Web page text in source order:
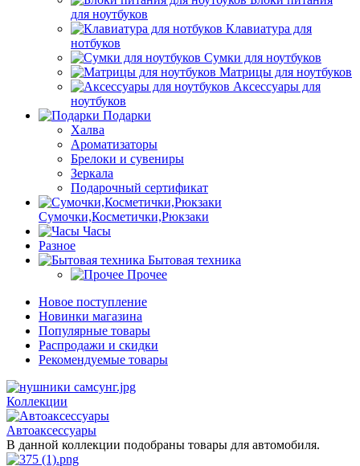
для ноутбуков
Клавиатура для
нотбуков
Сумки для ноутбуков
Матрицы для ноутбуков
Аксессуары для
ноутбуков
Подарки
Халва
Ароматизаторы
Брелоки и сувениры
Зеркала
Подарочный сертификат
Сумочки,Косметички,Рюкзаки
Часы
Разное
Бытовая техника
Прочее
Новое поступление
Новинки магазина
Популярные товары
Распродажи и скидки
Рекомендуемые товары
Коллекции
Автоаксессуары
В данной коллекции подобраны товары для автомобиля.